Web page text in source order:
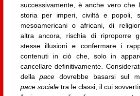
successivamente, è anche vero che
storia per imperi, civiltà e popoli,
mesoamericani o africani, di
altra ancora, rischia di riproporre
stesse illusioni e confermare i
contenuti in ciò che, solo in
cancellare definitivamente.
dellapace dovrebbe basarsi sul
pace socialetra le classi, il cui